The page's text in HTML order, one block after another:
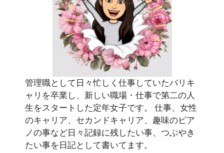
管理職として日々忙しく仕事していたバリキ
ャリを卒業し、新しい職場・仕事で第二の人
生をスタートした定年女子です。 仕事、女性
のキャリア、セカンドキャリア、趣味のピア
ノの事など日々記録に残したい事、つぶやき
たい事を日記として書いてます。